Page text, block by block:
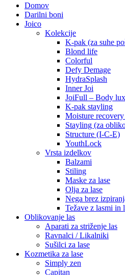
Domov
Darilni boni
Joico
Kolekcije
K-pak (za suhe
Blond life
Colorful
Defy Demage
HydraSplash
Inner Joi
JoiFull – Body lux
K-pak stayling
Moisture recovery
Stayling (za
Structure (I-C-E)
YouthLock
Vrsta izdelkov
Balzami
Stiling
Maske za lase
Olja za lase
Nega brez
Težave z lasmi in
Oblikovanje las
Aparati za striženje las
Ravnalci / Likalniki
Sušilci za lase
Kozmetika za lase
Simply zen
Capitan